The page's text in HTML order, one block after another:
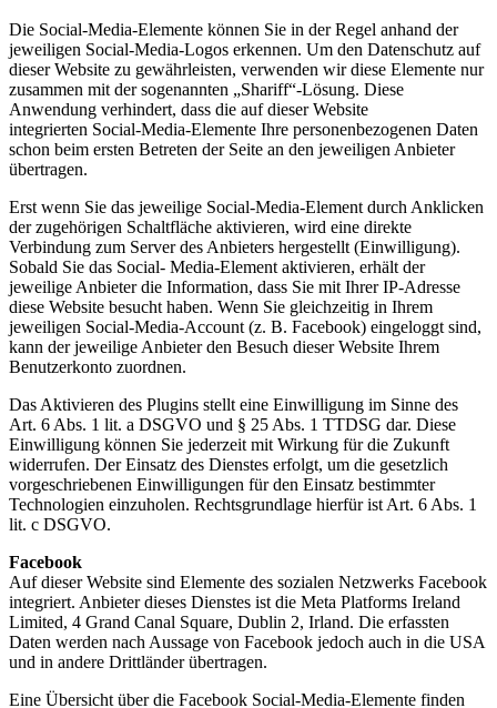
Die Social-Media-Elemente können Sie in der Regel anhand der
jeweiligen Social-Media-Logos erkennen. Um den Datenschutz auf
dieser Website zu gewährleisten, verwenden wir diese Elemente nur
zusammen mit der sogenannten „Shariff“-Lösung. Diese
Anwendung verhindert, dass die auf dieser Website
integrierten Social-Media-Elemente Ihre personenbezogenen Daten
schon beim ersten Betreten der Seite an den jeweiligen Anbieter
übertragen.
Erst wenn Sie das jeweilige Social-Media-Element durch Anklicken
der zugehörigen Schaltfläche aktivieren, wird eine direkte
Verbindung zum Server des Anbieters hergestellt (Einwilligung).
Sobald Sie das Social- Media-Element aktivieren, erhält der
jeweilige Anbieter die Information, dass Sie mit Ihrer IP-Adresse
diese Website besucht haben. Wenn Sie gleichzeitig in Ihrem
jeweiligen Social-Media-Account (z. B. Facebook) eingeloggt sind,
kann der jeweilige Anbieter den Besuch dieser Website Ihrem
Benutzerkonto zuordnen.
Das Aktivieren des Plugins stellt eine Einwilligung im Sinne des
Art. 6 Abs. 1 lit. a DSGVO und § 25 Abs. 1 TTDSG dar. Diese
Einwilligung können Sie jederzeit mit Wirkung für die Zukunft
widerrufen. Der Einsatz des Dienstes erfolgt, um die gesetzlich
vorgeschriebenen Einwilligungen für den Einsatz bestimmter
Technologien einzuholen. Rechtsgrundlage hierfür ist Art. 6 Abs. 1
lit. c DSGVO.
Facebook
Auf dieser Website sind Elemente des sozialen Netzwerks Facebook
integriert. Anbieter dieses Dienstes ist die Meta Platforms Ireland
Limited, 4 Grand Canal Square, Dublin 2, Irland. Die erfassten
Daten werden nach Aussage von Facebook jedoch auch in die USA
und in andere Drittländer übertragen.
Eine Übersicht über die Facebook Social-Media-Elemente finden